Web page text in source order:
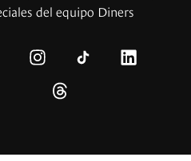
del equipo Diners